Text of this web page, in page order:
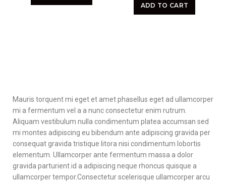
ADD TO CART
Mauris torquent mi eget et amet phasellus eget ad ullamcorper
mi a fermentum vel a a nunc consectetur enim rutrum.
Aliquam vestibulum nulla condimentum platea accumsan sed
mi montes adipiscing eu bibendum ante adipiscing gravida per
consequat gravida tristique litora nisi condimentum lobortis
elementum. Ullamcorper ante fermentum massa a dolor
gravida parturient id a adipiscing neque rhoncus quisque a
ullamcorper tempor.Consectetur scelerisque ullamcorper arcu